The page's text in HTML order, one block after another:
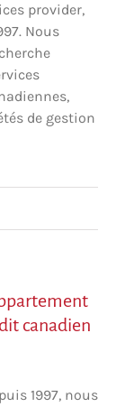
provider,
Nous
de gestion
canadien
1997, nous